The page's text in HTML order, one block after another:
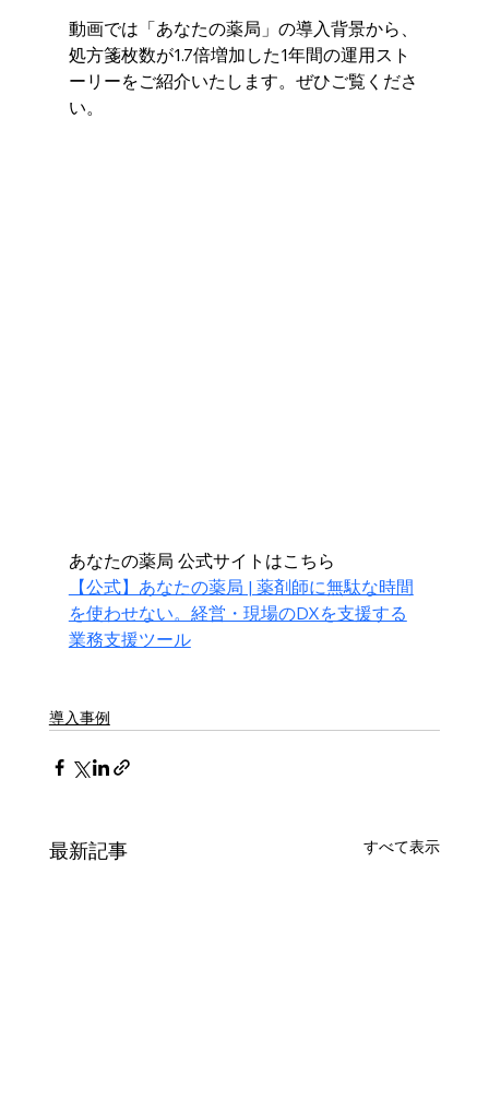
動画では「あなたの薬局」の導入背景から、
処方箋枚数が1.7倍増加した1年間の運用スト
ーリーをご紹介いたします。ぜひご覧くださ
い。
あなたの薬局 公式サイトはこちら
【公式】あなたの薬局 | 薬剤師に無駄な時間
を使わせない。経営・現場のDXを支援する
業務支援ツール
導入事例
最新記事 すべて表示